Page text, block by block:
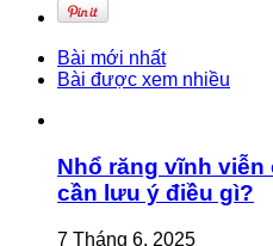
Bài mới nhất
Bài được xem nhiều
Nhổ răng vĩnh
cần lưu ý điều gì?
7 Tháng 6, 2025